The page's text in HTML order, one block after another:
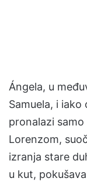
Ángela, u
Samuela, i
pronalazi
Lorenzom,
izranja stare
u kut,